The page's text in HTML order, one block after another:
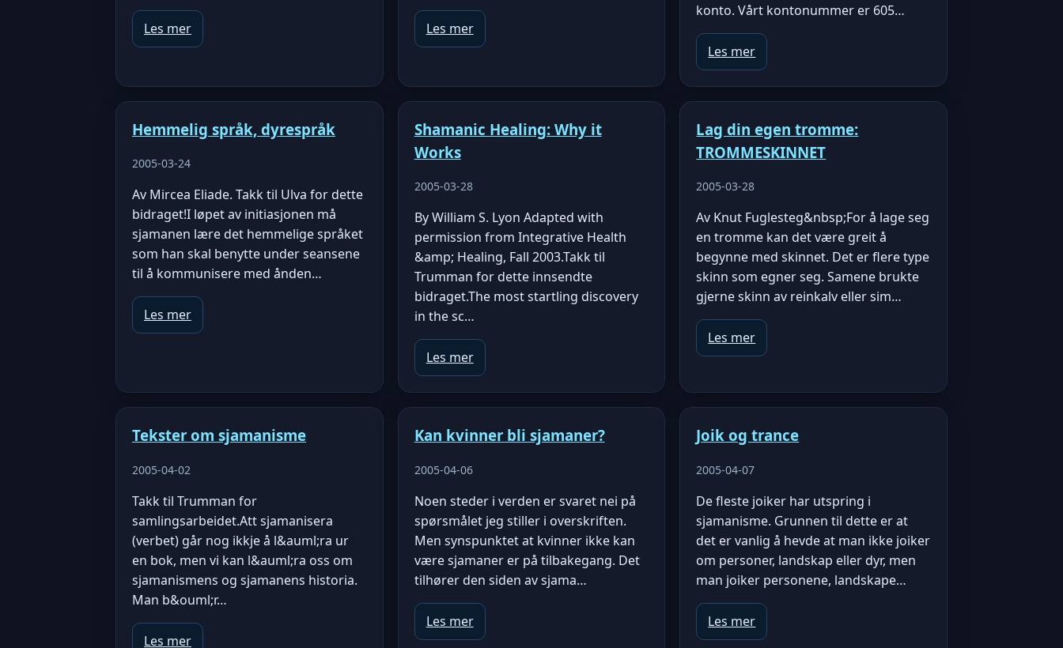
Les mer Les mer
konto. Vårt kontonummer er 605…
Les mer
Hemmelig språk, dyrespråk
2005-03-24
Av Mircea Eliade. Takk til Ulva for dette
bidraget!I løpet av initiasjonen må
sjamanen lære det hemmelige språket
som han skal benytte under seansene
til å kommunisere med ånden…
Les mer
Shamanic Healing: Why it
Works
2005-03-28
By William S. Lyon Adapted with
permission from Integrative Health
&amp; Healing, Fall 2003.Takk til
Trumman for dette innsendte
bidraget.The most startling discovery
in the sc…
Les mer
Lag din egen tromme:
TROMMESKINNET
2005-03-28
Av Knut Fuglesteg&nbsp;For å lage seg
en tromme kan det være greit å
begynne med skinnet. Det er flere type
skinn som egner seg. Samene brukte
gjerne skinn av reinkalv eller sim…
Les mer
Tekster om sjamanisme
2005-04-02
Takk til Trumman for
samlingsarbeidet.Att sjamanisera
(verbet) går nog ikkje å l&auml;ra ur
en bok, men vi kan l&auml;ra oss om
sjamanismens og sjamanens historia.
Man b&ouml;r…
Les mer
Kan kvinner bli sjamaner?
2005-04-06
Noen steder i verden er svaret nei på
spørsmålet jeg stiller i overskriften.
Men synspunktet at kvinner ikke kan
være sjamaner er på tilbakegang. Det
tilhører den siden av sjama…
Les mer
Joik og trance
2005-04-07
De fleste joiker har utspring i
sjamanisme. Grunnen til dette er at
det er vanlig å hevde at man ikke joiker
om personer, landskap eller dyr, men
man joiker personene, landskape…
Les mer